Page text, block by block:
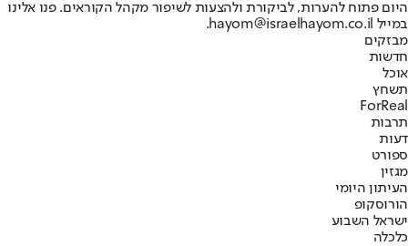
היום פתוח להערות, לביקורת ולהצעות לשיפור מקהל הקוראים. פנו אלינו
במייל hayom@israelhayom.co.il.
מבזקים
חדשות
אוכל
תשחץ
ForReal
תרבות
דעות
ספורט
מגזין
העיתון היומי
הורוסקופ
ישראל השבוע
כלכלה